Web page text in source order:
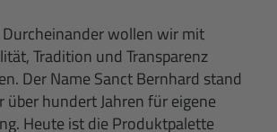
Durcheinander wollen wir mit
Tradition und Transparenz
Der Name Sanct Bernhard stand
über hundert Jahren für eigene
Heute ist die Produktpalette